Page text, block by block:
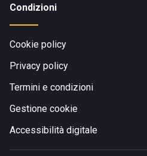
Condizioni
Cookie policy
Privacy policy
Termini e condizioni
Gestione cookie
Accessibilità digitale